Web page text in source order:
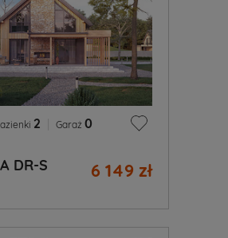
2 Garaż 0
DR-S 6 149 zł